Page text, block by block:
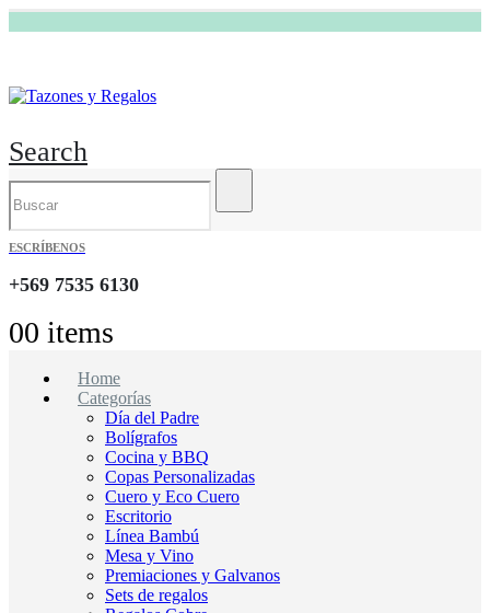
Search
ESCRÍBENOS
+569 7535 6130
00 items
Home
Categorías
Día del Padre
Bolígrafos
Cocina y BBQ
Copas Personalizadas
Cuero y Eco Cuero
Escritorio
Línea Bambú
Mesa y Vino
Premiaciones y Galvanos
Sets de regalos